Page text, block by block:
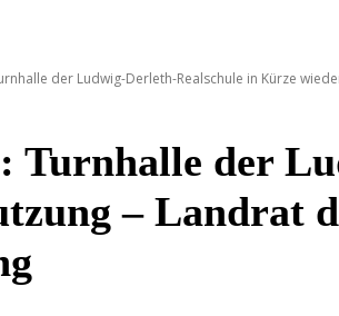
der Ludwig-Derleth-Realschule in Kürze
Turnhalle der
– Landrat